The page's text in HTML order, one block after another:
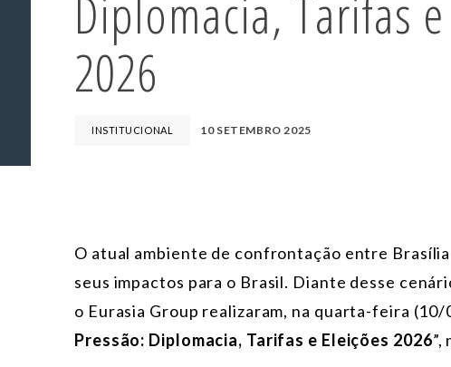
Diplomacia, Tarifas
2026
INSTITUCIONAL 10 SETEMBRO 2025
O atual ambiente de confrontação entre
seus impactos para o Brasil. Diante desse
o Eurasia Group realizaram, na quarta-feira
Pressão: Diplomacia, Tarifas e Eleições 2026”,